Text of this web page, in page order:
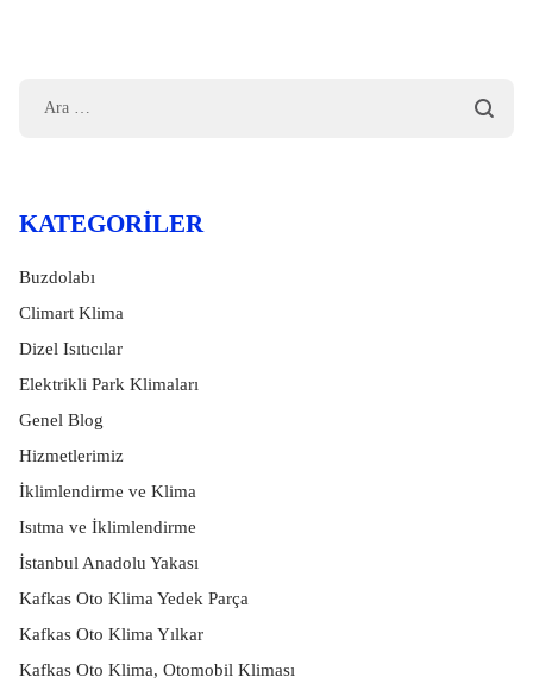
KATEGORILER
Buzdolabı
Climart Klima
Dizel Isıtıcılar
Elektrikli Park Klimaları
Genel Blog
Hizmetlerimiz
İklimlendirme ve Klima
Isıtma ve İklimlendirme
İstanbul Anadolu Yakası
Kafkas Oto Klima Yedek Parça
Kafkas Oto Klima Yılkar
Kafkas Oto Klima, Otomobil Kliması